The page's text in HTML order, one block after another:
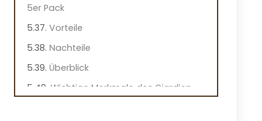
5er Pack
Vorteile
Nachteile
Überblick
Wichtige Merkmale des Giardien
Schnelltests